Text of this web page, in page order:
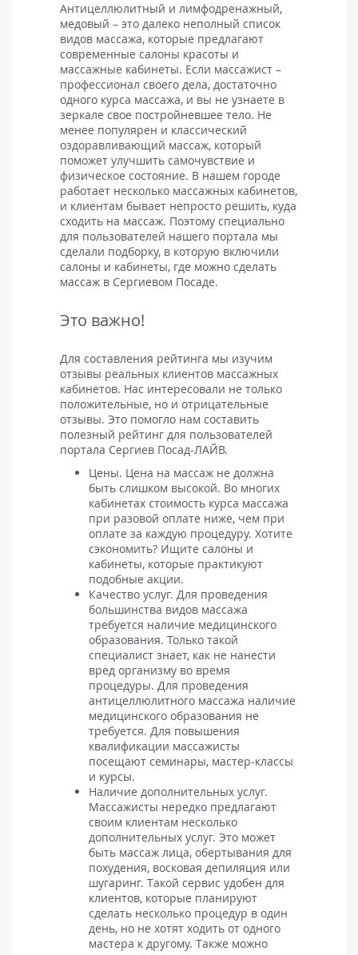
Антицеллюлитный и лимфодренажный,
медовый – это далеко неполный список
видов массажа, которые предлагают
современные салоны красоты и
массажные кабинеты. Если массажист –
профессионал своего дела, достаточно
одного курса массажа, и вы не узнаете в
зеркале свое постройневшее тело. Не
менее популярен и классический
оздоравливающий массаж, который
поможет улучшить самочувствие и
физическое состояние. В нашем городе
работает несколько массажных кабинетов,
и клиентам бывает непросто решить, куда
сходить на массаж. Поэтому специально
для пользователей нашего портала мы
сделали подборку, в которую включили
салоны и кабинеты, где можно сделать
массаж в Сергиевом Посаде.
Это важно!
Для составления рейтинга мы изучим
отзывы реальных клиентов массажных
кабинетов. Нас интересовали не только
положительные, но и отрицательные
отзывы. Это помогло нам составить
полезный рейтинг для пользователей
портала Сергиев Посад-ЛАЙВ.
Цены. Цена на массаж не должна
быть слишком высокой. Во многих
кабинетах стоимость курса массажа
при разовой оплате ниже, чем при
оплате за каждую процедуру. Хотите
сэкономить? Ищите салоны и
кабинеты, которые практикуют
подобные акции.
Качество услуг. Для проведения
большинства видов массажа
требуется наличие медицинского
образования. Только такой
специалист знает, как не нанести
вред организму во время
процедуры. Для проведения
антицеллюлитного массажа наличие
медицинского образования не
требуется. Для повышения
квалификации массажисты
посещают семинары, мастер-классы
и курсы.
Наличие дополнительных услуг.
Массажисты нередко предлагают
своим клиентам несколько
дополнительных услуг. Это может
быть массаж лица, обертывания для
похудения, восковая депиляция или
шугаринг. Такой сервис удобен для
клиентов, которые планируют
сделать несколько процедур в один
день, но не хотят ходить от одного
мастера к другому. Также можно